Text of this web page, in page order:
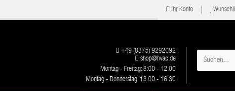
Ihr Konto
+49 (8375) 9292092
shop@hvac.de
Montag - Freitag: 8:00 - 12:00
Montag - Donnerstag: 13:00 - 16:30